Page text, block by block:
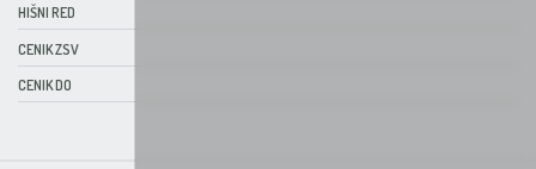
HIŠNI RED
CENIK ZSV
CENIK DO